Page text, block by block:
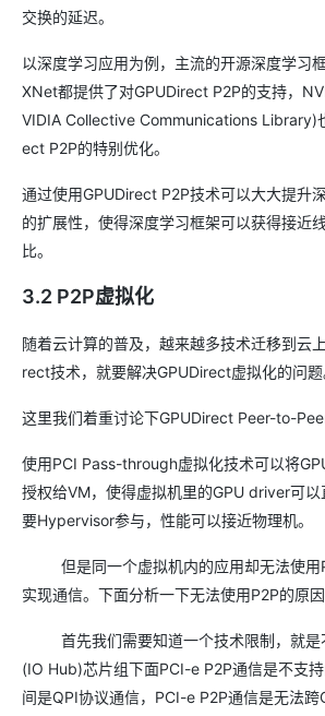
交换的延迟。
以深度学习应用为例，主流的开源深度学习
XNet都提供了对GPUDirect P2P的支持，
VIDIA Collective Communications Library)
ect P2P的特别优化。
通过使用GPUDirect P2P技术可以大大提升
的扩展性，使得深度学习框架可以获得接近
比。
3.2 P2P虚拟化
随着云计算的普及，越来越多技术迁移到云
rect技术，就要解决GPUDirect虚拟化的问题
这里我们着重讨论下GPUDirect Peer-to-
使用PCI Pass-through虚拟化技术可以将
授权给VM，使得虚拟机里的GPU driver可以
要Hypervisor参与，性能可以接近物理机。
但是同一个虚拟机内的应用却无法使用
实现通信。下面分析一下无法使用P2P的原因
首先我们需要知道一个技术限制，就是
(IO Hub)芯片组下面PCI-e P2P通信是不支
间是QPI协议通信，PCI-e P2P通信是无法跨